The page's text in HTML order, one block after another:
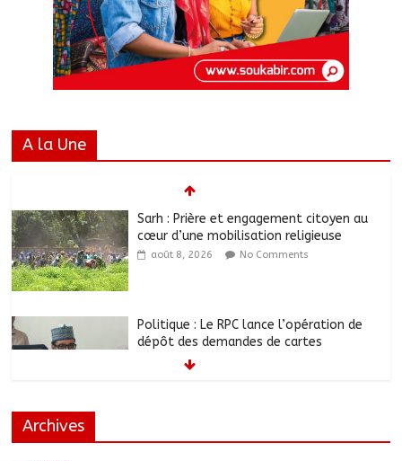
A la Une
Sarh : Prière et engagement citoyen au
cœur d’une mobilisation religieuse
août 8, 2026 No Comments
Politique : Le RPC lance l’opération de
dépôt des demandes de cartes
d’adhésion
وداي يطالب الحكومة بمعالجة أزمة المياه
Archives